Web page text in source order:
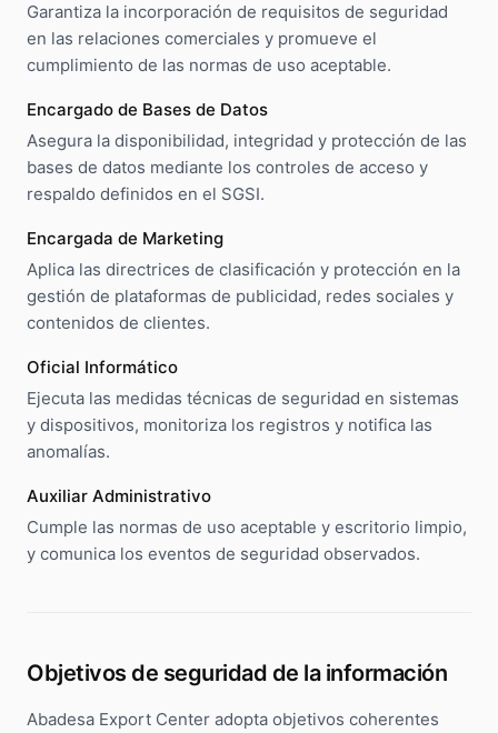
Garantiza la incorporación de requisitos de seguridad
en las relaciones comerciales y promueve el
cumplimiento de las normas de uso aceptable.
Encargado de Bases de Datos
Asegura la disponibilidad, integridad y protección de las
bases de datos mediante los controles de acceso y
respaldo definidos en el SGSI.
Encargada de Marketing
Aplica las directrices de clasificación y protección en la
gestión de plataformas de publicidad, redes sociales y
contenidos de clientes.
Oficial Informático
Ejecuta las medidas técnicas de seguridad en sistemas
y dispositivos, monitoriza los registros y notifica las
anomalías.
Auxiliar Administrativo
Cumple las normas de uso aceptable y escritorio limpio,
y comunica los eventos de seguridad observados.
Objetivos de seguridad de la información
Abadesa Export Center adopta objetivos coherentes